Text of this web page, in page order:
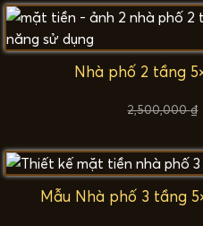
Nhà phố 2 tầng
2,500,000₫
Mẫu Nhà phố 3 tầng